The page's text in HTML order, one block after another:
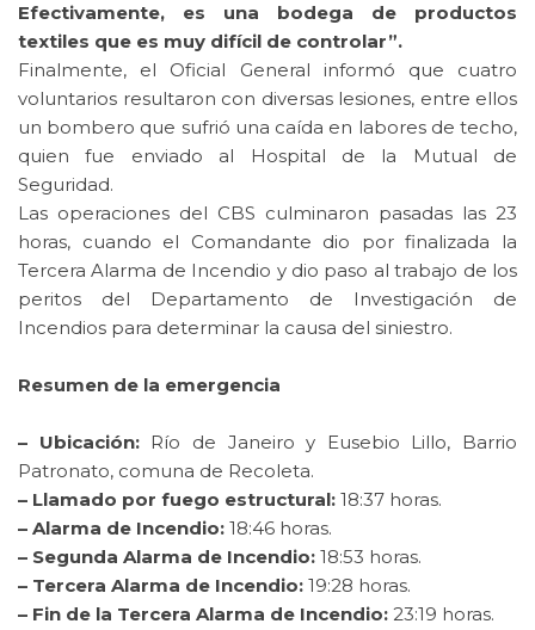
Efectivamente, es una bodega de productos
textiles que es muy difícil de controlar”.
Finalmente, el Oficial General informó que cuatro
voluntarios resultaron con diversas lesiones, entre ellos
un bombero que sufrió una caída en labores de techo,
quien fue enviado al Hospital de la Mutual de
Seguridad.
Las operaciones del CBS culminaron pasadas las 23
horas, cuando el Comandante dio por finalizada la
Tercera Alarma de Incendio y dio paso al trabajo de los
peritos del Departamento de Investigación de
Incendios para determinar la causa del siniestro.
Resumen de la emergencia
– Ubicación:Río de Janeiro y Eusebio Lillo, Barrio
Patronato, comuna de Recoleta.
– Llamado por fuego estructural: 18:37 horas.
– Alarma de Incendio: 18:46 horas.
– Segunda Alarma de Incendio: 18:53 horas.
– Tercera Alarma de Incendio: 19:28 horas.
– Fin de la Tercera Alarma de Incendio: 23:19 horas.